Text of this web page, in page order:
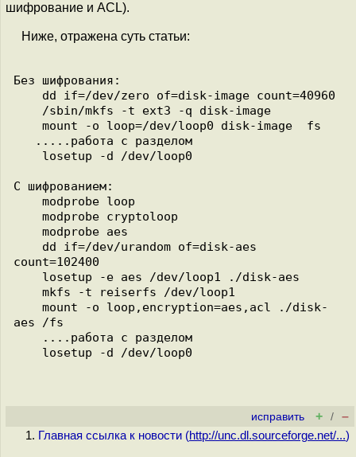
шифрование и ACL).
Ниже, отражена суть статьи:
Без шифрования:
С шифрованием:
count=102400
aes /fs
исправить + / –
Главная ссылка к новости (http://unc.dl.sourceforge.net/...)